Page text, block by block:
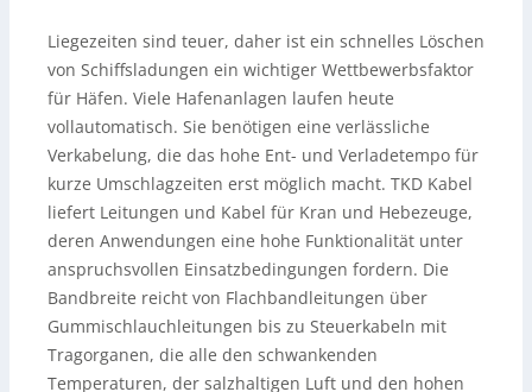
Liegezeiten sind teuer, daher ist ein schnelles Löschen
von Schiffsladungen ein wichtiger Wettbewerbsfaktor
für Häfen. Viele Hafenanlagen laufen heute
vollautomatisch. Sie benötigen eine verlässliche
Verkabelung, die das hohe Ent- und Verladetempo für
kurze Umschlagzeiten erst möglich macht. TKD Kabel
liefert Leitungen und Kabel für Kran und Hebezeuge,
deren Anwendungen eine hohe Funktionalität unter
anspruchsvollen Einsatzbedingungen fordern. Die
Bandbreite reicht von Flachbandleitungen über
Gummischlauchleitungen bis zu Steuerkabeln mit
Tragorganen, die alle den schwankenden
Temperaturen, der salzhaltigen Luft und den hohen